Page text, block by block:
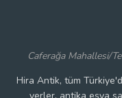
Caferağa Mahallesi/
Hira Antik, tüm
yerler, antika eşya